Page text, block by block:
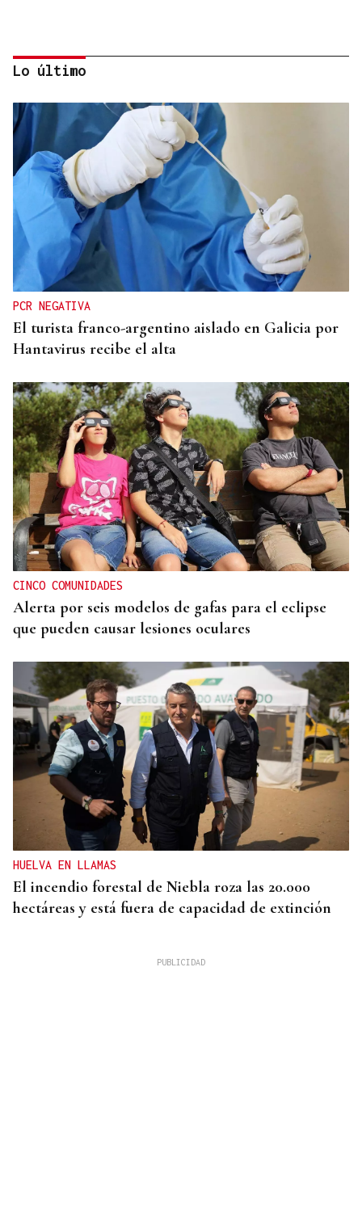
ENTREVISTA
David Blanco, CEO en Beniu: “El dron no toca el
terreno el terreno, no se atasca y no deja rodadas”
Lo último
PCR NEGATIVA
El turista franco-argentino aislado en Galicia por
Hantavirus recibe el alta
CINCO COMUNIDADES
Alerta por seis modelos de gafas para el eclipse
que pueden causar lesiones oculares
HUELVA EN LLAMAS
El incendio forestal de Niebla roza las 20.000
hectáreas y está fuera de capacidad de extinción